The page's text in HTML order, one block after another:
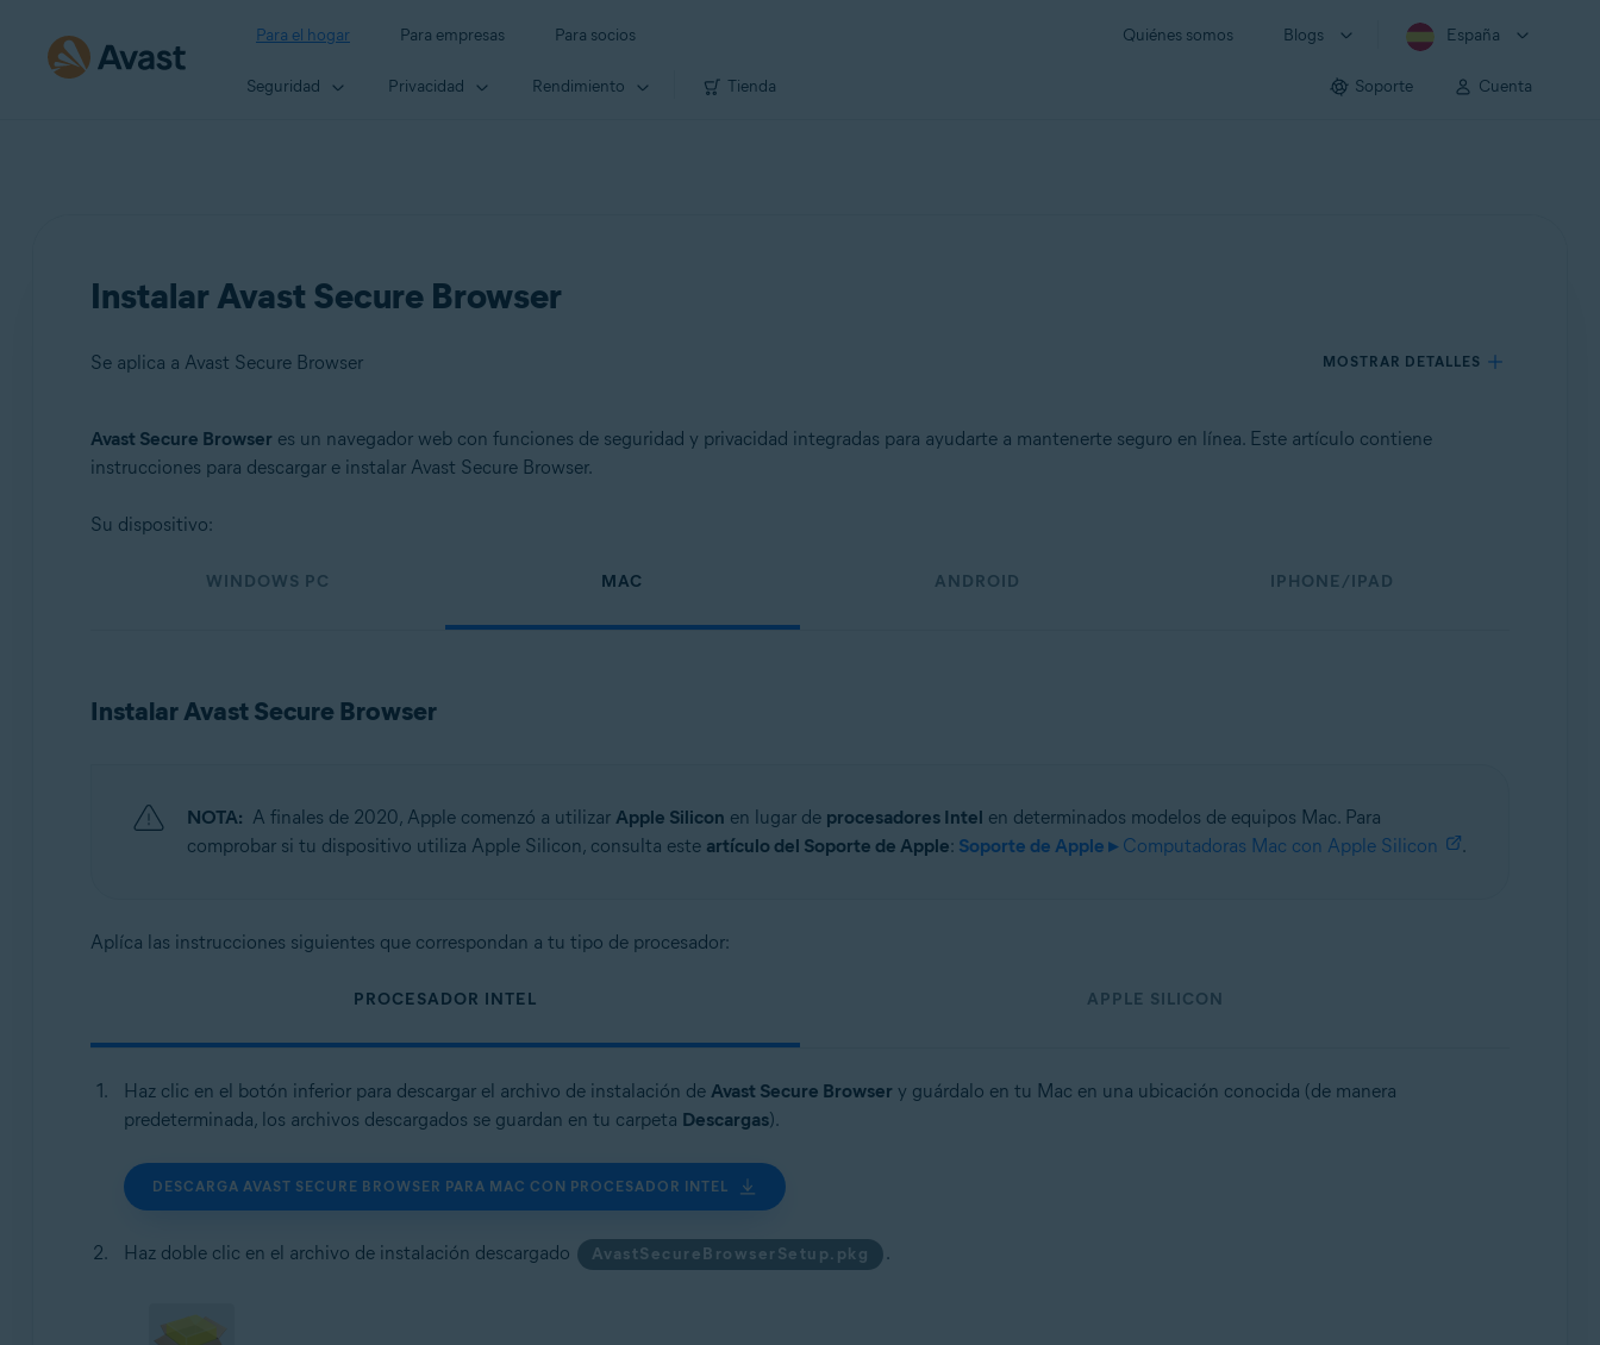
Para el hogar Para empresas Para socios Quiénes somos Blogs España
Seguridad Privacidad Rendimiento Tienda Soporte Cuenta
Instalar Avast Secure Browser
Se aplica a Avast Secure Browser MOSTRAR DETALLES
Productos:
Windows, macOS, Android y iOS
Avast Secure Browser es un navegador web con funciones de seguridad y privacidad integradas para ayudarte a mantenerte seguro en línea. Este artículo contiene
instrucciones para descargar e instalar Avast Secure Browser.
Su dispositivo:
WINDOWS PC MAC ANDROID IPHONE/IPAD
Instalar Avast Secure Browser
NOTA: A finales de 2020, Apple comenzó a utilizar Apple Silicon en lugar de procesadores Intel en determinados modelos de equipos Mac. Para
comprobar si tu dispositivo utiliza Apple Silicon, consulta este artículo del Soporte de Apple: Soporte de Apple ▸Computadoras Mac con Apple Silicon .
Aplíca las instrucciones siguientes que correspondan a tu tipo de procesador:
PROCESADOR INTEL APPLE SILICON
Haz clic en el botón inferior para descargar el archivo de instalación de Avast Secure Browser y guárdalo en tu Mac en una ubicación conocida (de manera
predeterminada, los archivos descargados se guardan en tu carpeta Descargas).
DESCARGA AVAST SECURE BROWSER PARA MAC CON PROCESADOR INTEL
Haz doble clic en el archivo de instalación descargado AvastSecureBrowserSetup.pkg .